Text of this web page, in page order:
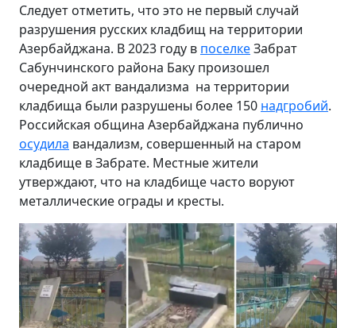
Следует отметить, что это не первый случай
разрушения русских кладбищ на территории
Азербайджана. В 2023 году в поселкеЗабрат
Сабунчинского района Баку произошел
очередной акт вандализма ­ на территории
кладбища были разрушены более 150 надгробий.
Российская община Азербайджана публично
осудила вандализм, совершенный на старом
кладбище в Забрате. Местные жители
утверждают, что на кладбище часто воруют
металлические ограды и кресты.